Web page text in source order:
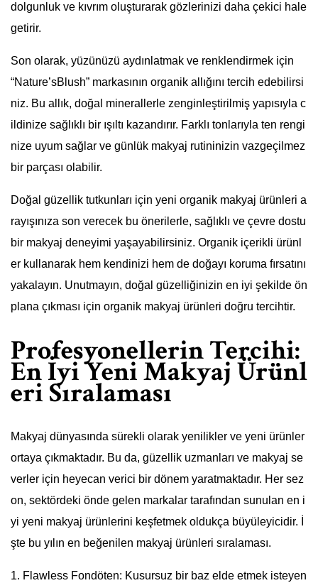
dolgunluk ve kıvrım oluşturarak gözlerinizi daha çekici hale
getirir.
Son olarak, yüzünüzü aydınlatmak ve renklendirmek için
“Nature’sBlush” markasının organik allığını tercih edebilirsi
niz. Bu allık, doğal minerallerle zenginleştirilmiş yapısıyla c
ildinize sağlıklı bir ışıltı kazandırır. Farklı tonlarıyla ten rengi
nize uyum sağlar ve günlük makyaj rutininizin vazgeçilmez
bir parçası olabilir.
Doğal güzellik tutkunları için yeni organik makyaj ürünleri a
rayışınıza son verecek bu önerilerle, sağlıklı ve çevre dostu
bir makyaj deneyimi yaşayabilirsiniz. Organik içerikli ürünl
er kullanarak hem kendinizi hem de doğayı koruma fırsatını
yakalayın. Unutmayın, doğal güzelliğinizin en iyi şekilde ön
plana çıkması için organik makyaj ürünleri doğru tercihtir.
Profesyonellerin Tercihi:
En İyi Yeni Makyaj Ürünl
eri Sıralaması
Makyaj dünyasında sürekli olarak yenilikler ve yeni ürünler
ortaya çıkmaktadır. Bu da, güzellik uzmanları ve makyaj se
verler için heyecan verici bir dönem yaratmaktadır. Her sez
on, sektördeki önde gelen markalar tarafından sunulan en i
yi yeni makyaj ürünlerini keşfetmek oldukça büyüleyicidir. İ
şte bu yılın en beğenilen makyaj ürünleri sıralaması.
1. Flawless Fondöten: Kusursuz bir baz elde etmek isteyen